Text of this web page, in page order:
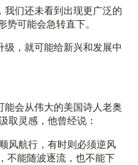
们还未看到出现更广泛的
可能会急转直下。
，就可能给新兴和发展中
会从伟大的美国诗人老奥
取灵感，他曾经说：
风航行，有时则必须逆风
不能随波逐流，也不能下